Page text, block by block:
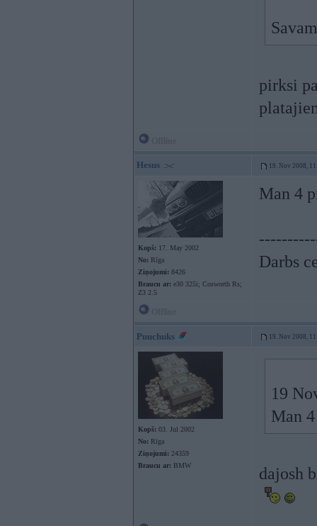
pirksi
Hesus 19. Nov 2008,
Kopš: 17. May 2002
No: Rīga
Ziņojumi: 8426
Braucu ar: e30 325i; Cosworth Rs;
Z3 2.5
Man 4
Darbs
Puuchuks 19. Nov 2008,
Kopš: 03. Jul 2002
No: Rīga
Ziņojumi: 24359
Braucu ar: BMW
19
Man
dajosh